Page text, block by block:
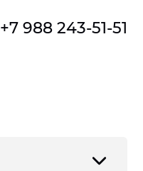
+7 988 243-51-51